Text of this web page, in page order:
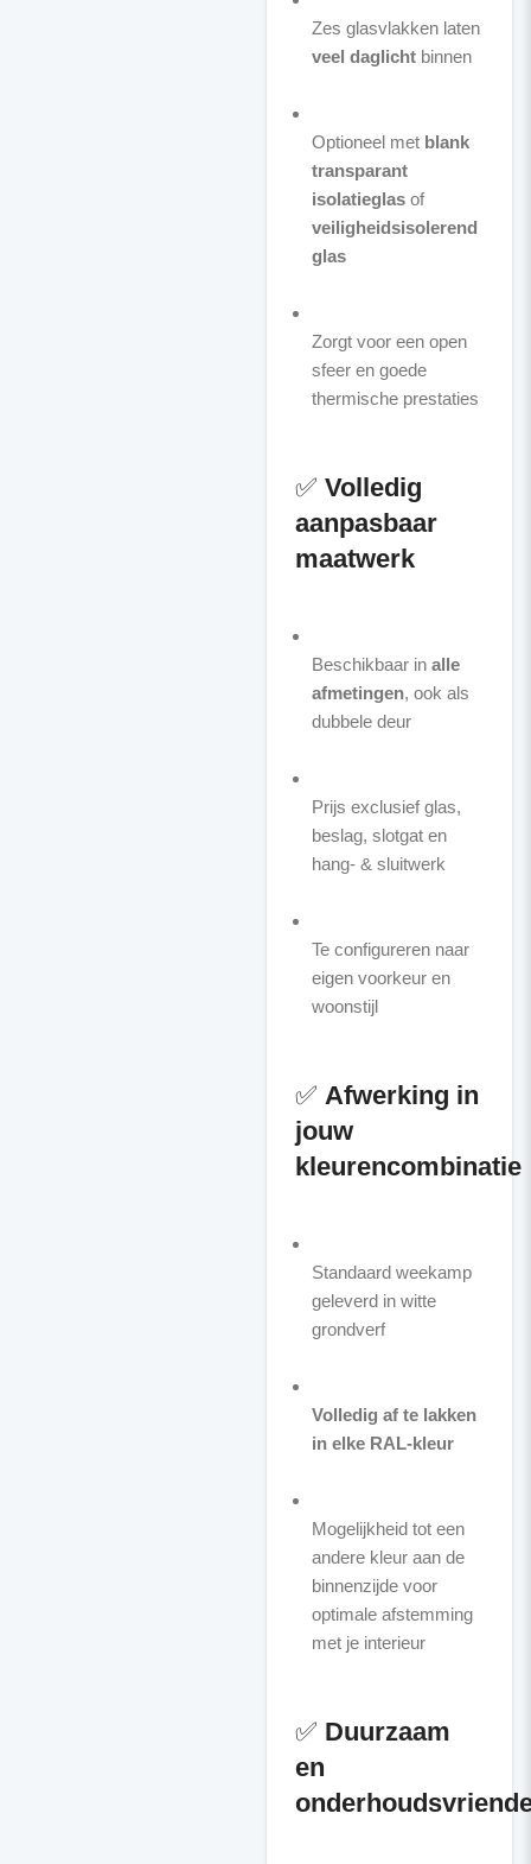
Zes glasvlakken laten
veel daglichtbinnen
Optioneel met blank
transparant
isolatieglasof
veiligheidsisolerend
glas
Zorgt voor een open
sfeer en goede
thermische prestaties
✅ Volledig
aanpasbaar
maatwerk
Beschikbaar in alle
afmetingen, ook als
dubbele deur
Prijs exclusief glas,
beslag, slotgat en
hang- & sluitwerk
Te configureren naar
eigen voorkeur en
woonstijl
✅ Afwerking in
jouw
kleurencombinatie
Standaard weekamp
geleverd in witte
grondverf
Volledig af te lakken
in elke RAL-kleur
Mogelijkheid tot een
andere kleur aan de
binnenzijde voor
optimale afstemming
met je interieur
✅ Duurzaam
en